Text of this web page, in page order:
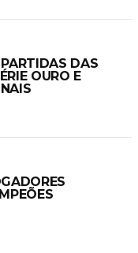
DAS
OURO E